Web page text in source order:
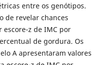
entre os genótipos.
de revelar chances
z de IMC por
de gordura. Os
A apresentaram valores